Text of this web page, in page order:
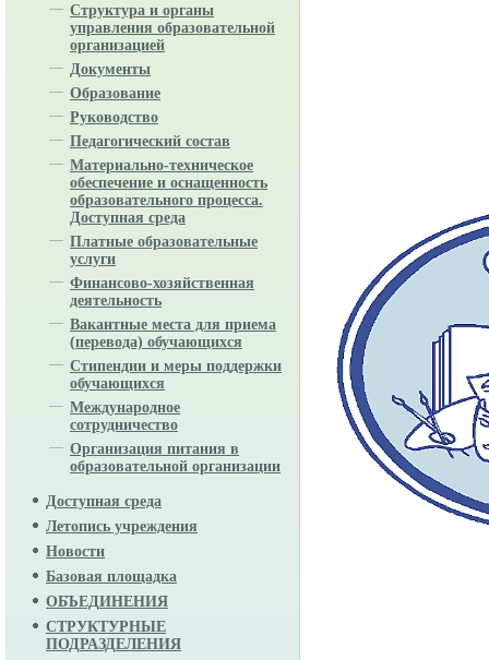
Структура и органы
управления образовательной
организацией
Документы
Образование
Руководство
Педагогический состав
Материально-техническое
обеспечение и оснащенность
образовательного процесса.
Доступная среда
Платные образовательные
услуги
Финансово-хозяйственная
деятельность
Вакантные места для приема
(перевода) обучающихся
Стипендии и меры поддержки
обучающихся
Международное
сотрудничество
Организация питания в
образовательной организации
Доступная среда
Летопись учреждения
Новости
Базовая площадка
ОБЪЕДИНЕНИЯ
СТРУКТУРНЫЕ
ПОДРАЗДЕЛЕНИЯ